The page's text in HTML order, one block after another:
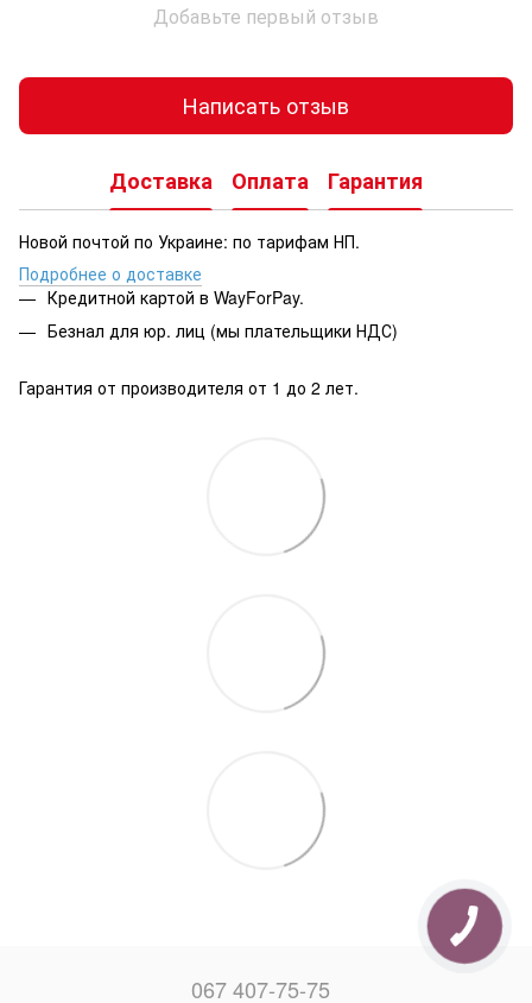
Добавьте первый отзыв
Написать отзыв
Доставка Оплата Гарантия
Новой почтой по Украине: по тарифам НП.
Подробнее о доставке
Кредитной картой в WayForPay.
Безнал для юр. лиц (мы плательщики НДС)
Гарантия от производителя от 1 до 2 лет.
067 407-75-75